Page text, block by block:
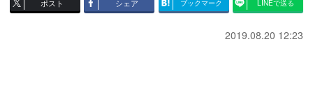
ポスト シェア ブックマーク LINEで送る
2019.08.20 12:23